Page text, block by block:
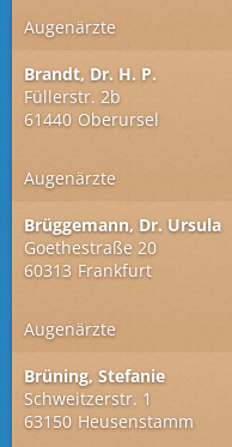
Augenärzte
Brandt, Dr. H. P.
Füllerstr. 2b
61440 Oberursel
Augenärzte
Brüggemann, Dr. Ursula
Goethestraße 20
60313 Frankfurt
Augenärzte
Brüning, Stefanie
Schweitzerstr. 1
63150 Heusenstamm